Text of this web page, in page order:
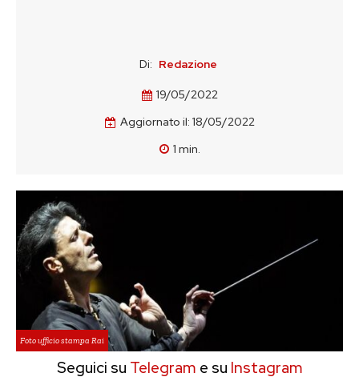
Di: Redazione
19/05/2022
Aggiornato il: 18/05/2022
1 min.
Foto ufficio stampa Rai
Seguici su Telegram e su Instagram